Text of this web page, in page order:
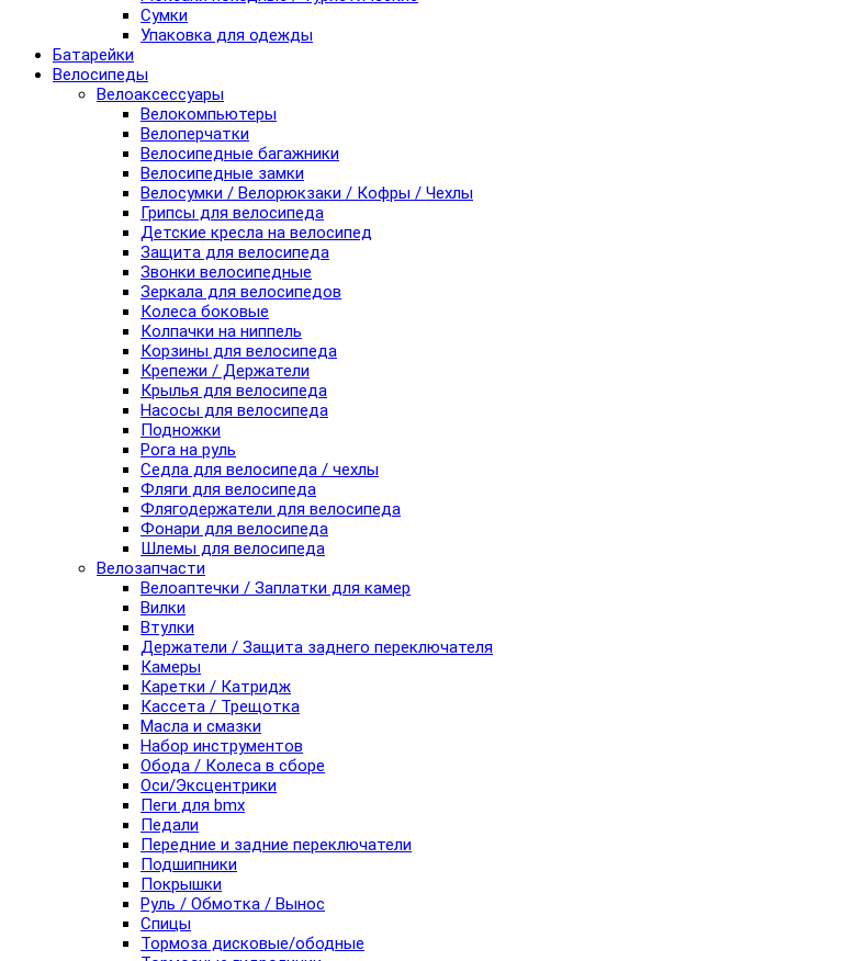
Сумки
Упаковка для одежды
Батарейки
Велосипеды
Велоаксессуары
Велокомпьютеры
Велоперчатки
Велосипедные багажники
Велосипедные замки
Велосумки / Велорюкзаки / Кофры / Чехлы
Грипсы для велосипеда
Детские кресла на велосипед
Защита для велосипеда
Звонки велосипедные
Зеркала для велосипедов
Колеса боковые
Колпачки на ниппель
Корзины для велосипеда
Крепежи / Держатели
Крылья для велосипеда
Насосы для велосипеда
Подножки
Рога на руль
Седла для велосипеда / чехлы
Фляги для велосипеда
Флягодержатели для велосипеда
Фонари для велосипеда
Шлемы для велосипеда
Велозапчасти
Велоаптечки / Заплатки для камер
Вилки
Втулки
Держатели / Защита заднего переключателя
Камеры
Каретки / Катридж
Кассета / Трещотка
Масла и смазки
Набор инструментов
Обода / Колеса в сборе
Оси/Эксцентрики
Пеги для bmx
Педали
Передние и задние переключатели
Подшипники
Покрышки
Руль / Обмотка / Вынос
Спицы
Тормоза дисковые/ободные